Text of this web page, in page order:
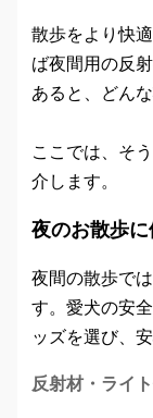
散歩をより快
ば夜間用の反
あると、どん
ここでは、そ
介します。
夜のお散歩
夜間の散歩では
す。愛犬の安
ッズを選び、
反射材・ライ